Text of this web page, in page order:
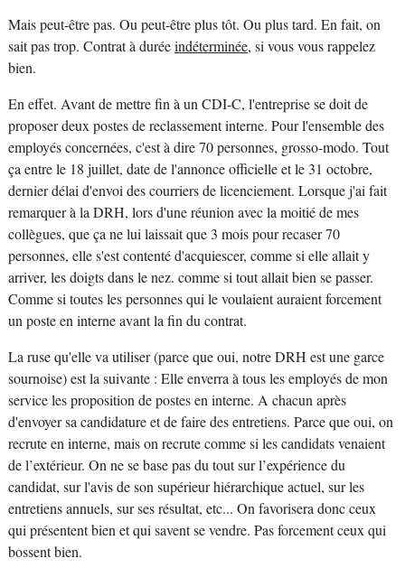
Mais peut-être pas. Ou peut-être plus tôt. Ou plus tard. En fait, on
sait pas trop. Contrat à duréeindéterminée, si vous vous rappelez
bien.
En effet. Avant de mettre fin à un CDI-C, l'entreprise se doit de
proposer deux postes de reclassement interne. Pour l'ensemble des
employés concernées, c'est à dire 70 personnes, grosso-modo. Tout
ça entre le 18 juillet, date de l'annonce officielle et le 31 octobre,
dernier délai d'envoi des courriers de licenciement. Lorsque j'ai fait
remarquer à la DRH, lors d'une réunion avec la moitié de mes
collègues, que ça ne lui laissait que 3 mois pour recaser 70
personnes, elle s'est contenté d'acquiescer, comme si elle allait y
arriver, les doigts dans le nez. comme si tout allait bien se passer.
Comme si toutes les personnes qui le voulaient auraient forcement
un poste en interne avant la fin du contrat.
La ruse qu'elle va utiliser (parce que oui, notre DRH est une garce
sournoise) est la suivante : Elle enverra à tous les employés de mon
service les proposition de postes en interne. A chacun après
d'envoyer sa candidature et de faire des entretiens. Parce que oui, on
recrute en interne, mais on recrute comme si les candidats venaient
de l’extérieur. On ne se base pas du tout sur l’expérience du
candidat, sur l'avis de son supérieur hiérarchique actuel, sur les
entretiens annuels, sur ses résultat, etc... On favorisera donc ceux
qui présentent bien et qui savent se vendre. Pas forcement ceux qui
bossent bien.